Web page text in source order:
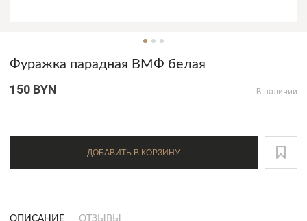
Фуражка парадная ВМФ белая
150 BYN В наличии
ДОБАВИТЬ В КОРЗИНУ
ОПИСАНИЕ ОТЗЫВЫ